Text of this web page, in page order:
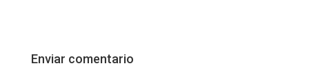
Enviar comentario